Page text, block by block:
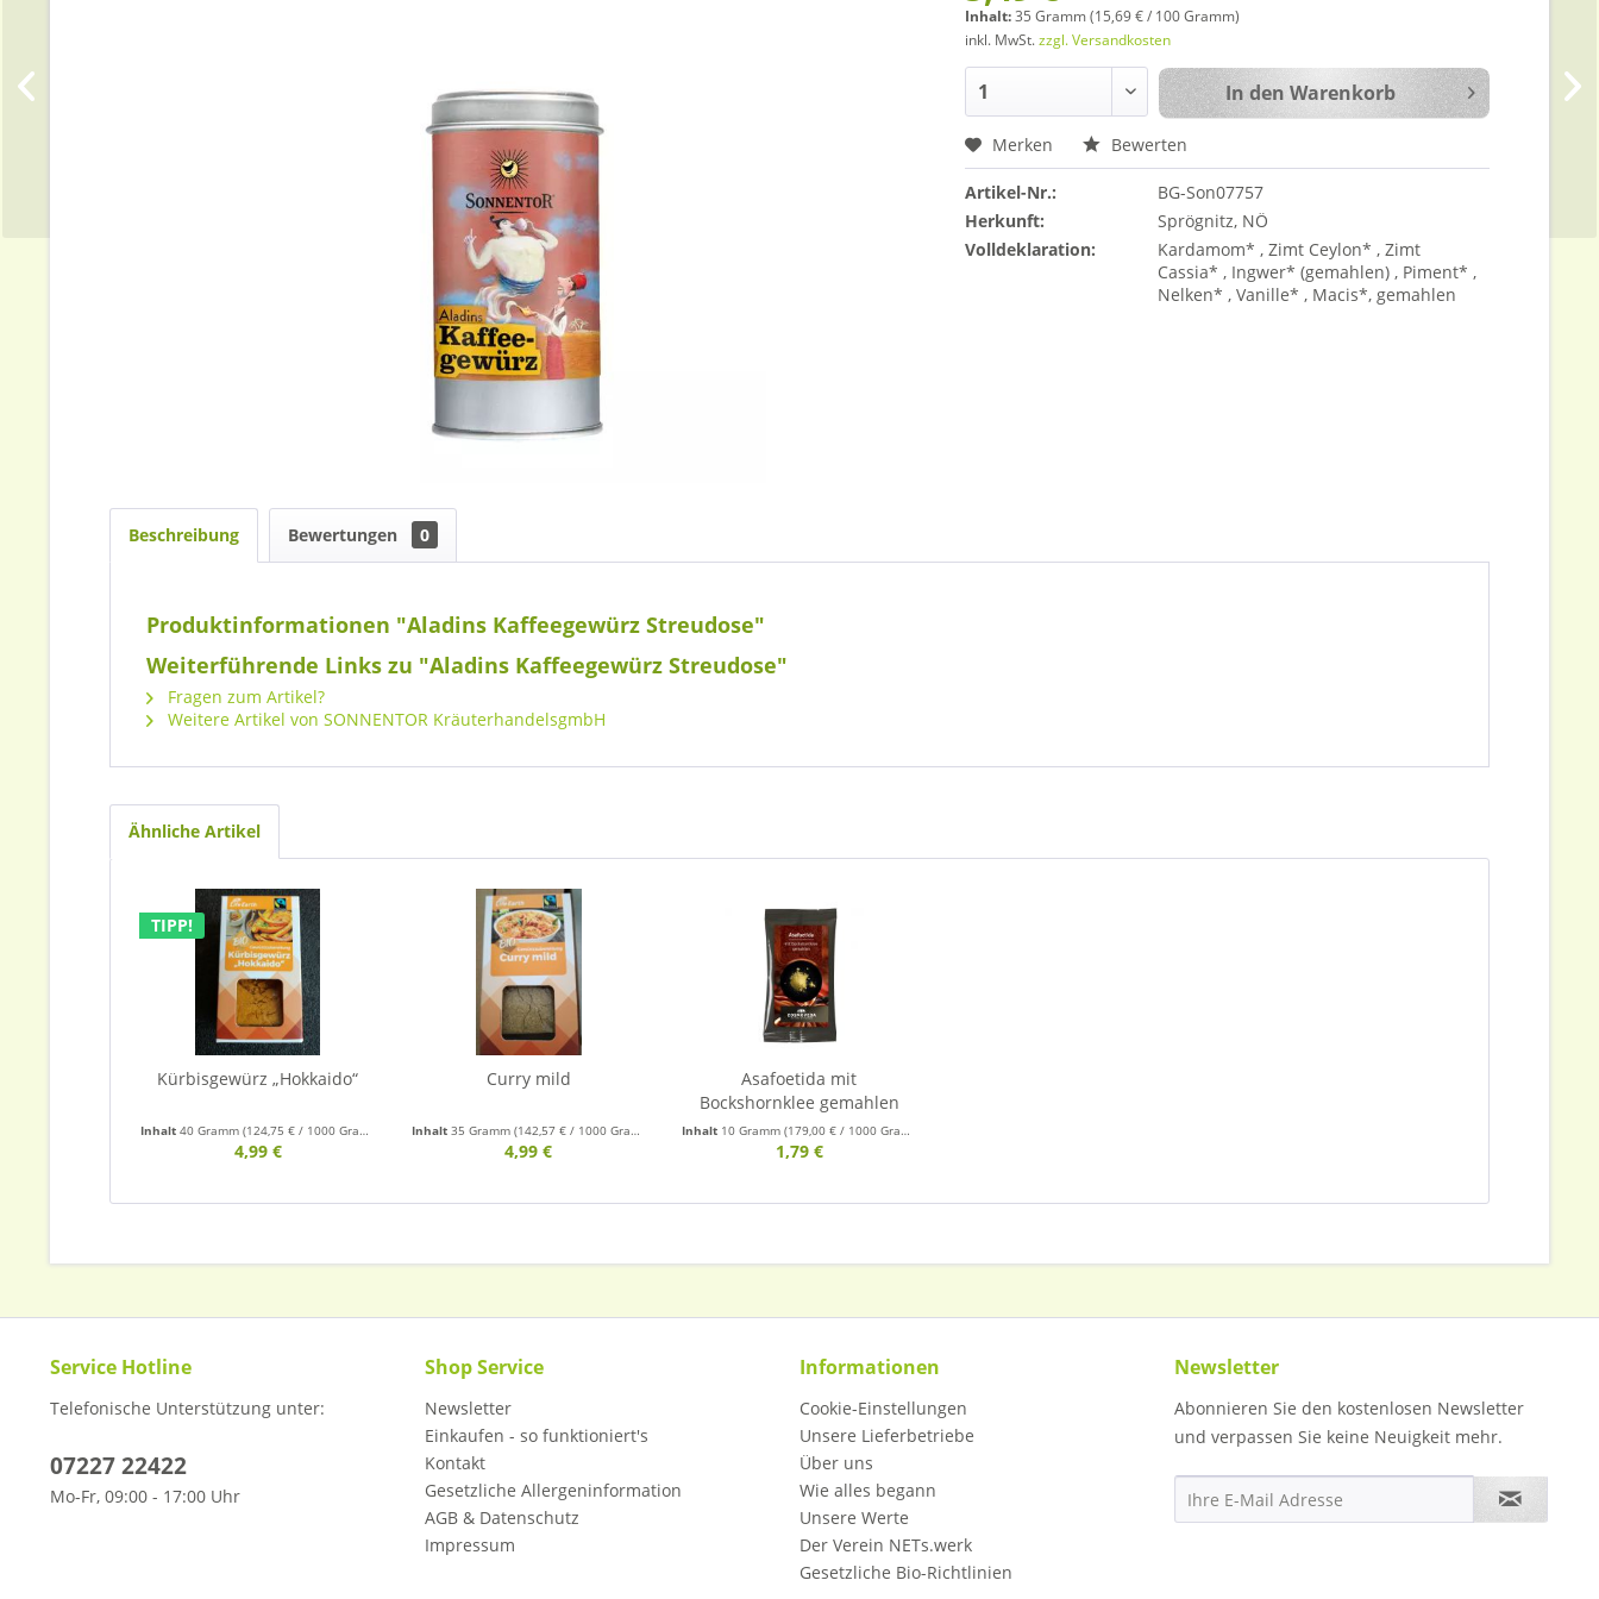
Inhalt:35 Gramm (15,69 € / 100 Gramm)
inkl. MwSt.zzgl. Versandkosten
In den Warenkorb
Merken Bewerten
Artikel-Nr.:
BG-Son07757
Herkunft:
Sprögnitz, NÖ
Volldeklaration:
Kardamom* , Zimt Ceylon* , Zimt
Cassia* , Ingwer* (gemahlen) , Piment* ,
Nelken* , Vanille* , Macis*, gemahlen
Beschreibung Bewertungen 0
Produktinformationen "Aladins Kaffeegewürz Streudose"
Weiterführende Links zu "Aladins Kaffeegewürz Streudose"
Fragen zum Artikel?
Weitere Artikel von SONNENTOR KräuterhandelsgmbH
Ähnliche Artikel
TIPP!
Kürbisgewürz „Hokkaido“
Inhalt 40 Gramm (124,75 € / 1000 Gramm)
4,99 €
Curry mild
Inhalt 35 Gramm (142,57 € / 1000 Gramm)
4,99 €
Asafoetida mit
Bockshornklee gemahlen
Inhalt 10 Gramm(179,00 € / 1000 Gramm)
1,79 €
Service Hotline
Telefonische Unterstützung unter:
07227 22422
Mo-Fr, 09:00 - 17:00 Uhr
Shop Service
Newsletter
Einkaufen - so funktioniert's
Kontakt
Gesetzliche Allergeninformation
AGB & Datenschutz
Impressum
Informationen
Cookie-Einstellungen
Unsere Lieferbetriebe
Über uns
Wie alles begann
Unsere Werte
Der Verein NETs.werk
Gesetzliche Bio-Richtlinien
Newsletter
Abonnieren Sie den kostenlosen Newsletter
und verpassen Sie keine Neuigkeit mehr.